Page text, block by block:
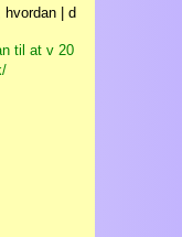
| d
til at v 20